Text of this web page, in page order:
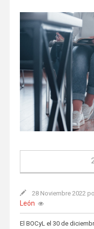
28 Noviembre 2022
León
El BOCyL el 30 de